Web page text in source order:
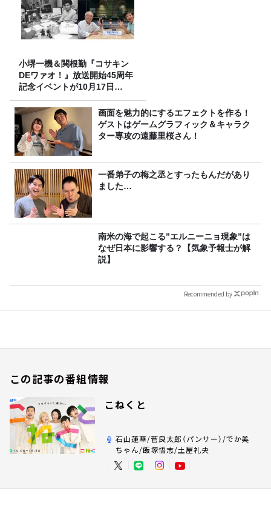
小堺一機＆関根勤『コサキン
DEワァオ！』放送開始45周年
記念イベントが10月17日
（土）に開催決定！本日より
FC先行受付スタート！画面を魅力的にするエフェクトを作る！
ゲストはゲームグラフィック＆キャラク
ター専攻の遠藤里桜さん！
一番弟子の梅之丞とすったもんだがあり
ました…
南米の海で起こる”エルニーニョ現象”は
なぜ日本に影響する？【気象予報士が解
説】
Recommended by
この記事の番組情報
こねくと
石山蓮華/菅良太郎（パンサー）/でか美
ちゃん/飯塚悟志/土屋礼央